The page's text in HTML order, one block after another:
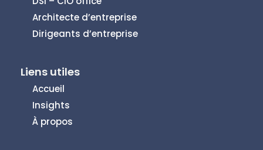
Architecte d’entreprise
Dirigeants d’entreprise
Liens utiles
Accueil
Insights
À propos